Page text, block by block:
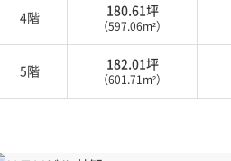
4階 180.61坪
（597.06m²）
5階 182.01坪
（601.71m²）